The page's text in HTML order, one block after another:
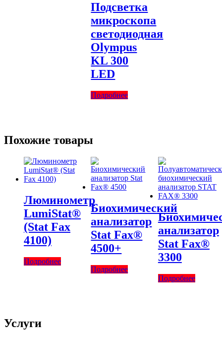
Подсветка
микроскопа
светодиодная
Olympus
KL 300
LED
Подробнее
Похожие товары
Люминометр
LumiStat®
(Stat Fax
4100)
Подробнее
Биохимический
анализатор
Stat Fax®
4500+
Подробнее
анализатор
Stat Fax®
3300
Подробнее
Услуги